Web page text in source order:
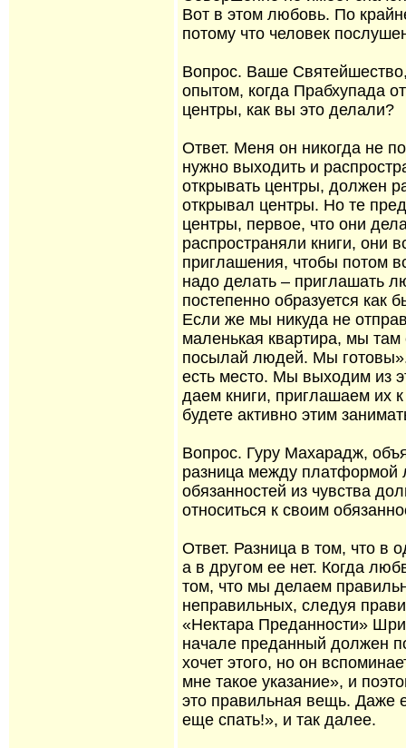
Вот в этом любовь. По
потому что человек
Вопрос. Ваше
опытом, когда Прабхупада
центры, как вы это делали?
Ответ. Меня он никогда не
нужно выходить и
открывать центры, должен
открывал центры. Но те
центры, первое, что они
распространяли книги, они
приглашения, чтобы потом
надо делать – приглашать
постепенно образуется как
Если же мы никуда не
маленькая квартира, мы
посылай людей. Мы готовы».
есть место. Мы выходим из
даем книги, приглашаем их
будете активно этим
Вопрос. Гуру Махарадж,
разница между платформой
обязанностей из чувства
относиться к своим
Ответ. Разница в том, что в
а в другом ее нет. Когда
том, что мы делаем
неправильных, следуя
«Нектара Преданности»
начале преданный должен
хочет этого, но он
мне такое указание», и
это правильная вещь. Даже
еще спать!», и так далее.